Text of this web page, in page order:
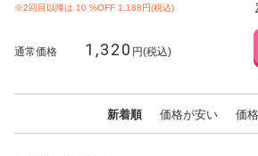
※2回目以降は 10 %OFF 1,188円(税込)
通常価格 1,320 円(税込)
新着順 価格が安い 価